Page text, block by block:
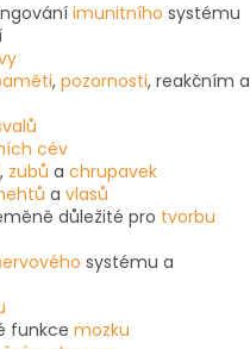
imunitního systému
, pozornosti, reakčním a
cév
, zubů a chrupavek
a vlasů
důležité pro tvorbu
systému a
funkce mozku